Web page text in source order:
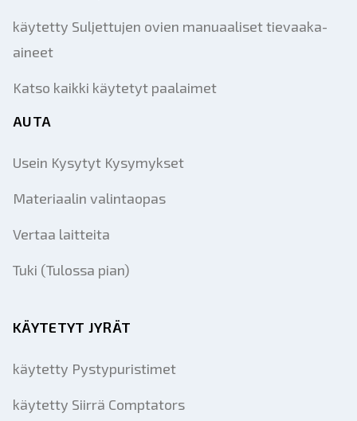
käytetty Suljettujen ovien manuaaliset tievaaka-
aineet
Katso kaikki käytetyt paalaimet
AUTA
Usein Kysytyt Kysymykset
Materiaalin valintaopas
Vertaa laitteita
Tuki (Tulossa pian)
KÄYTETYT JYRÄT
käytetty Pystypuristimet
käytetty Siirrä Comptators